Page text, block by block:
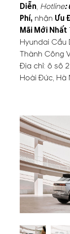
Diễn, Hotline:
Phí, nhận Ưu
Mãi Mới Nhất
Hyundai Cầu
Thành Công
Địa chỉ: ô sô
Hoài Đức, Hà